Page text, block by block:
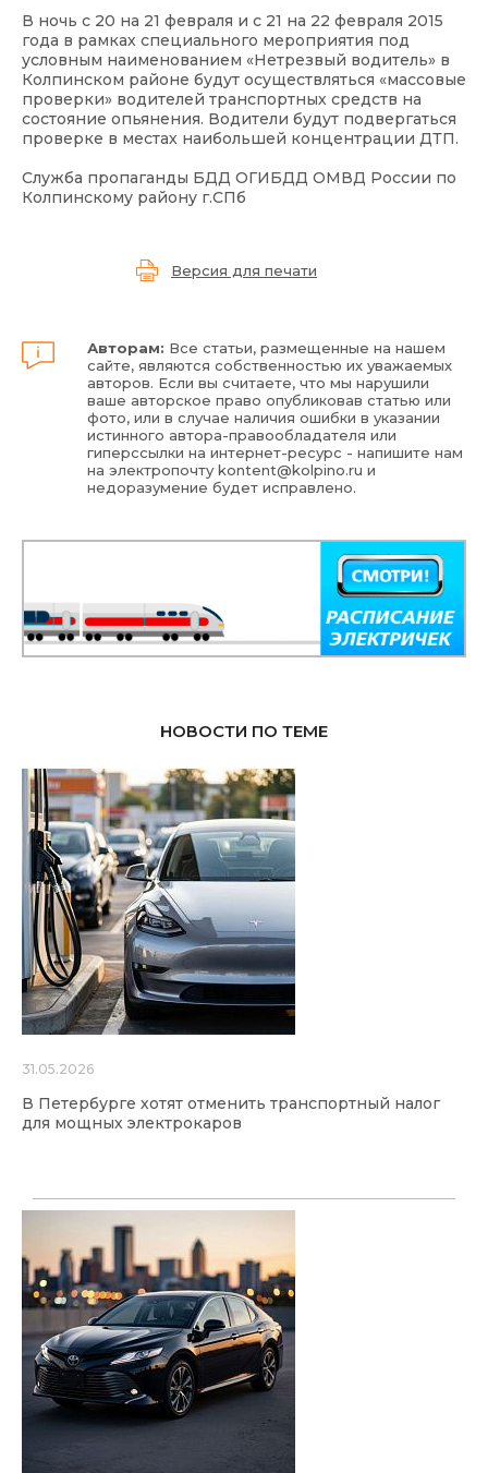
В ночь с 20 на 21 февраля и с 21 на 22 февраля 2015
года в рамках специального мероприятия под
условным наименованием «Нетрезвый водитель» в
Колпинском районе будут осуществляться «массовые
проверки» водителей транспортных средств на
состояние опьянения. Водители будут подвергаться
проверке в местах наибольшей концентрации ДТП.
Служба пропаганды БДД ОГИБДД ОМВД России по
Колпинскому району г.СПб
Версия для печати
Авторам: Все статьи, размещенные на нашем
сайте, являются собственностью их уважаемых
авторов. Если вы считаете, что мы нарушили
ваше авторское право опубликовав статью или
фото, или в случае наличия ошибки в указании
истинного автора-правообладателя или
гиперссылки на интернет-ресурс - напишите нам
на электропочтуkontent@kolpino.ru и
недоразумение будет исправлено.
НОВОСТИ ПО ТЕМЕ
31.05.2026
В Петербурге хотят отменить транспортный налог
для мощных электрокаров